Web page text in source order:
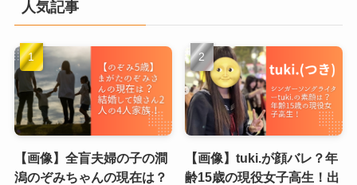
人気記事
【画像】全盲夫婦の子の澗
潟のぞみちゃんの現在は？
【画像】tuki.が顔バレ？年
齢15歳の現役女子高生！出